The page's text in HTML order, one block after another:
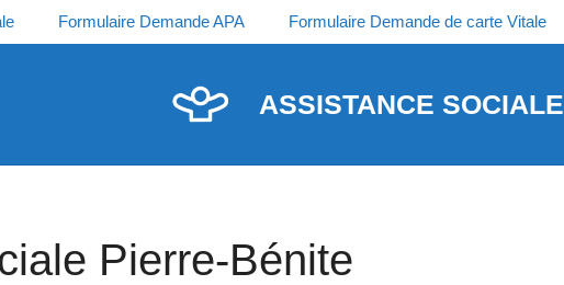
Formulaire Demande APA Formulaire Demande de carte Vitale
ASSISTANCE SOCIALE
Pierre-Bénite